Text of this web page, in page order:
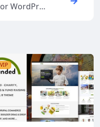
WordPre
VIP